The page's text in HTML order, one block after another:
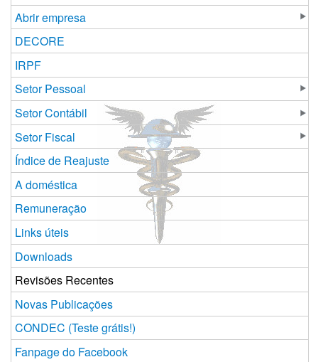
Abrir empresa
DECORE
IRPF
Setor Pessoal
Setor Contábil
Setor Fiscal
Índice de Reajuste
A doméstica
Remuneração
Links úteis
Downloads
Revisões Recentes
Novas Publicações
CONDEC (Teste grátis!)
Fanpage do Facebook